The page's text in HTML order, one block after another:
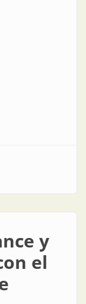
energética de
y
el